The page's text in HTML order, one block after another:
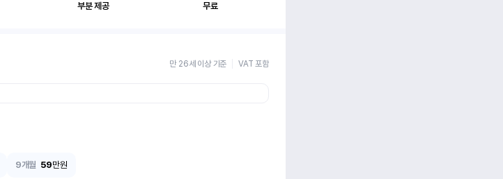
부분 제공 무료
만 26세 이상 기준 VAT 포함
9개월 59만원